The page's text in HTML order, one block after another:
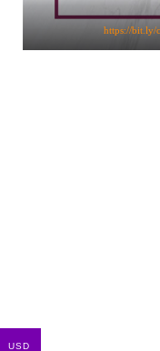
https://bit.ly/
USD